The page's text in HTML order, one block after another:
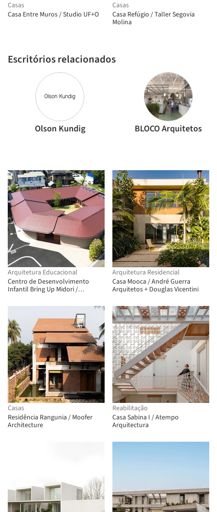
Casas
Casa Entre Muros / Studio UF+O
Escritórios relacionados
Olson Kundig BLOCO Arquitetos
Casas
Casa Refúgio / Taller Segovia
Molina
Arquitetura Educacional
Centro de Desenvolvimento
Infantil Bring Up Midori /
Arquitetura Residencial
Casa Mooca / André Guerra
Arquitetos + Douglas Vicentini
Casas
Residência Rangunia / Moofer
Architecture
Reabilitação
Casa Sabina I / Atempo
Arquitectura